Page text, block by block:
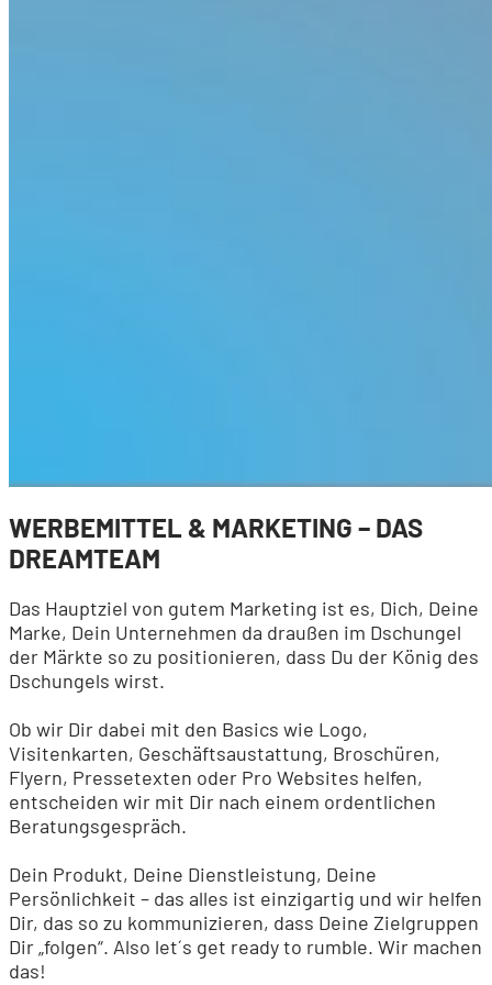
WERBEMITTEL & MARKETING – DAS
DREAMTEAM
Das Hauptziel von gutem Marketing ist es, Dich, Deine
Marke, Dein Unternehmen da draußen im Dschungel
der Märkte so zu positionieren, dass Du der König des
Dschungels wirst.
Ob wir Dir dabei mit den Basics wie Logo,
Visitenkarten, Geschäftsaustattung, Broschüren,
Flyern, Pressetexten oder Pro Websites helfen,
entscheiden wir mit Dir nach einem ordentlichen
Beratungsgespräch.
Dein Produkt, Deine Dienstleistung, Deine
Persönlichkeit – das alles ist einzigartig und wir helfen
Dir, das so zu kommunizieren, dass Deine Zielgruppen
Dir „folgen“. Also let´s get ready to rumble. Wir machen
das!